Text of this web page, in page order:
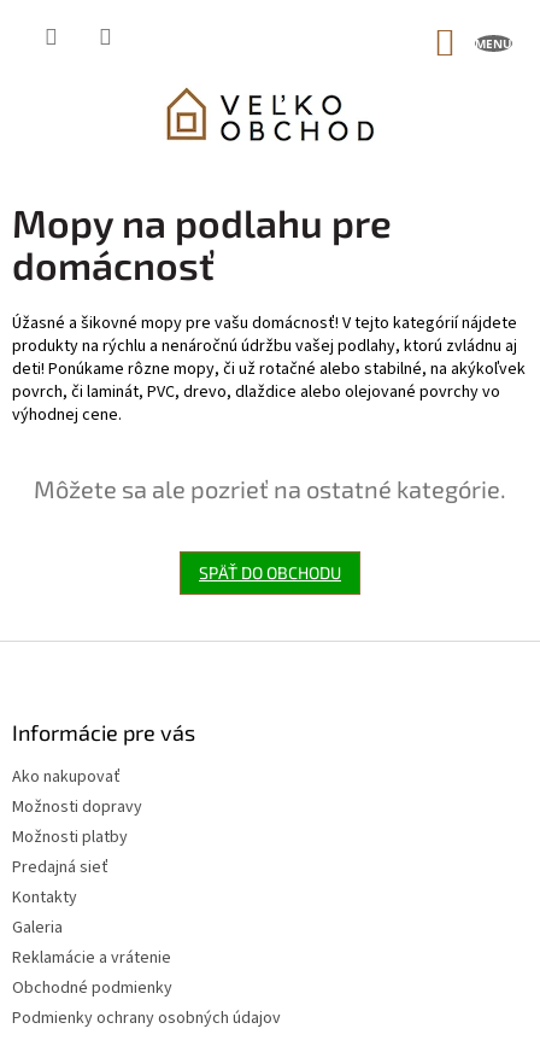
Mopy na podlahu pre
domácnosť
Úžasné a šikovné mopy pre vašu domácnosť! V tejto kategórií nájdete
produkty na rýchlu a nenáročnú údržbu vašej podlahy, ktorú zvládnu aj
deti! Ponúkame rôzne mopy, či už rotačné alebo stabilné, na akýkoľvek
povrch, či laminát, PVC, drevo, dlaždice alebo olejované povrchy vo
výhodnej cene.
Môžete sa ale pozrieť na ostatné kategórie.
SPÄŤ DO OBCHODU
Informácie pre vás
Ako nakupovať
Možnosti dopravy
Možnosti platby
Predajná sieť
Kontakty
Galeria
Reklamácie a vrátenie
Obchodné podmienky
Podmienky ochrany osobných údajov